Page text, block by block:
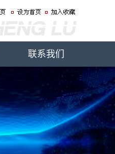
联系我们